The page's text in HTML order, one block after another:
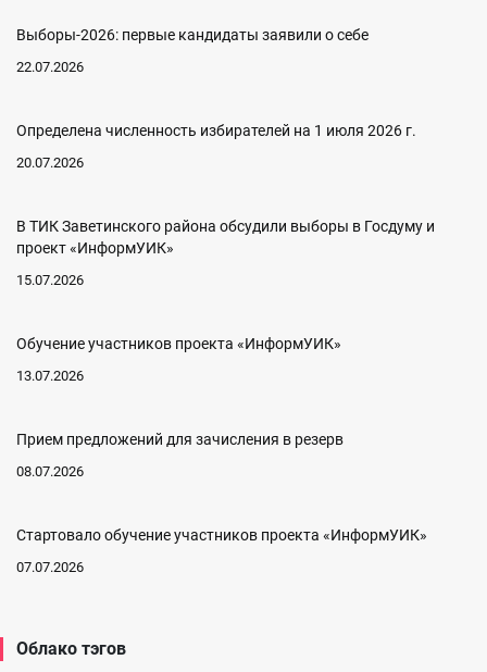
Выборы-2026: первые кандидаты заявили о себе
22.07.2026
Определена численность избирателей на 1 июля 2026 г.
20.07.2026
В ТИК Заветинского района обсудили выборы в Госдуму и
проект «ИнформУИК»
15.07.2026
Обучение участников проекта «ИнформУИК»
13.07.2026
Прием предложений для зачисления в резерв
08.07.2026
Стартовало обучение участников проекта «ИнформУИК»
07.07.2026
Облако тэгов